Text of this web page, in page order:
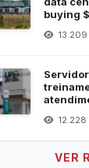
buying
13.209
12.228
VER